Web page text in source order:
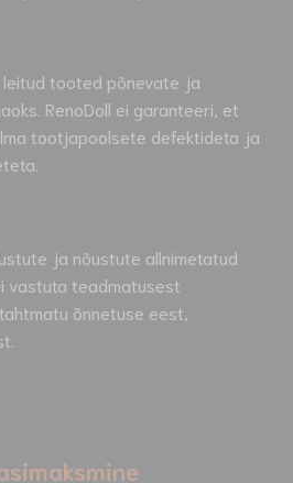
leitud tooted põnevate ja
RenoDoll ei garanteeri, et
tootjapoolsete defektideta ja
ja nõustute allnimetatud
vastuta teadmatusest
õnnetuse eest,